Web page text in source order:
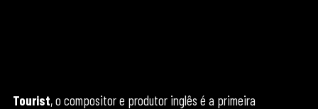
Tourist, o compositor e produtor inglês é a primeira